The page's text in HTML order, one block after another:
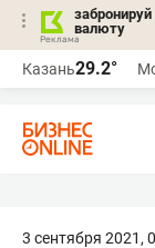
забронируй
валюту
Казань29.2°
3 сентября 2021,